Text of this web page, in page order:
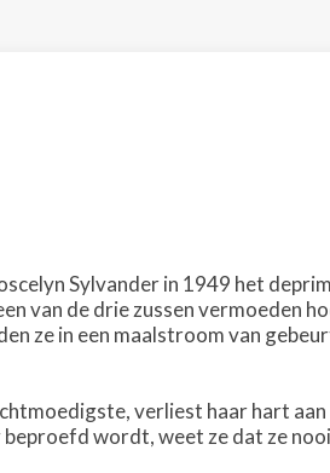
Sylvander in 1949 het
van de drie zussen vermoeden
ze in een maalstroom van
verliest haar hart
wordt, weet ze dat ze